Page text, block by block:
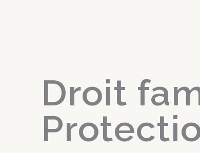
Droit